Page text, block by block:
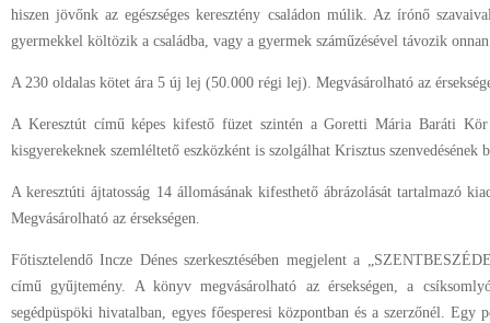
hiszen jövőnk az egészséges keresztény családon múlik. Az írónő
gyermekkel költözik a családba, vagy a gyermek száműzésével távozik
A 230 oldalas kötet ára 5 új lej (50.000 régi lej). Megvásárolható az
A Keresztút című képes kifestő füzet szintén a Goretti Mária Baráti
kisgyerekeknek szemléltető eszközként is szolgálhat Krisztus szenvedésének
A keresztúti ájtatosság 14 állomásának kifesthető ábrázolását tartalmazó
Megvásárolható az érsekségen.
Főtisztelendő Incze Dénes szerkesztésében megjelent a
című gyűjtemény. A könyv megvásárolható az érsekségen, a
segédpüspöki hivatalban, egyes főesperesi központban és a szerzőnél. Egy